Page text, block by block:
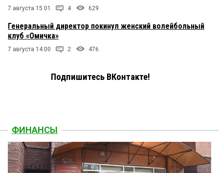
7 августа 15:01 4 629
Генеральный директор покинул женский волейбольный
клуб «Омичка»
7 августа 14:00 2 476
Подпишитесь ВКонтакте!
ФИНАНСЫ